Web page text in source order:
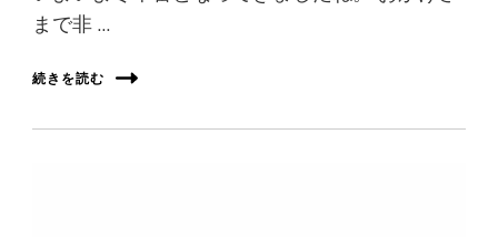
まで非 …
続きを読む